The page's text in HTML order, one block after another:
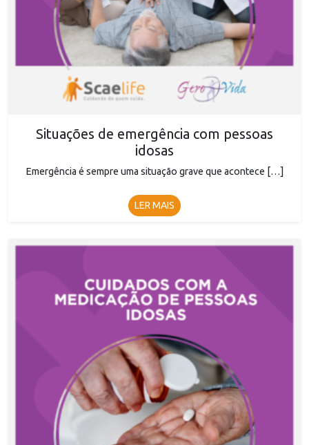
Situações de emergência com pessoas
idosas
Emergência é sempre uma situação grave que acontece […]
LER MAIS